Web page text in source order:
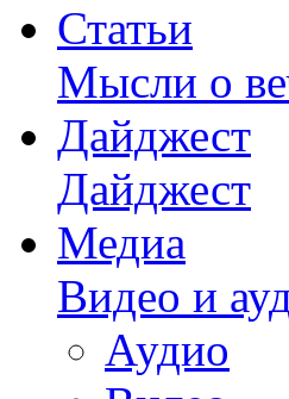
Статьи
Мысли о
Дайджест
Дайджест
Медиа
Видео и
Аудио